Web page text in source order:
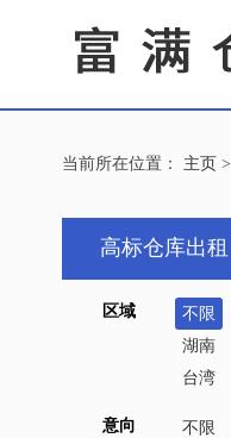
当前所在位置： 主页 >
高标仓库出租
区域 不限
湖南
台湾
意向 不限